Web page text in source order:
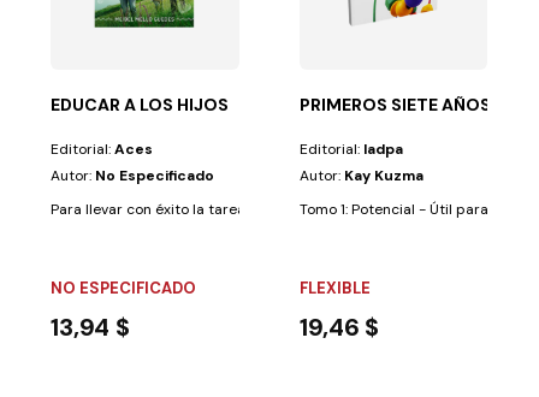
que tú puedes hacer por el bien de la educación...
EDUCAR A LOS HIJOS
Editorial:Aces
Autor: No Especificado
Para llevar con éxito la tarea de educar y formar el carácter de los
NO ESPECIFICADO
13,94 $
PRIMEROS SIETE AÑOS-
Editorial: Iadpa
Autor: Kay Kuzma
Tomo 1: Potencial - Útil para
FLEXIBLE
19,46 $